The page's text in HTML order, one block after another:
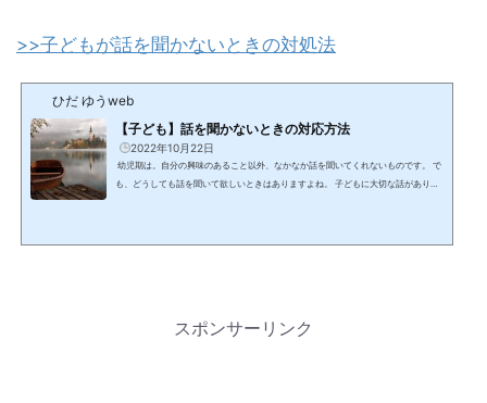
>>子どもが話を聞かないときの対処法
ひだ ゆうweb
【子ども】話を聞かないときの対応方法
2022年10月22日
幼児期は。自分の興味のあること以外、なかなか話を聞いてくれないものです。 で
も、どうしても話を聞いて欲しいときはありますよね。 子どもに大切な話があり、
スポンサーリンク